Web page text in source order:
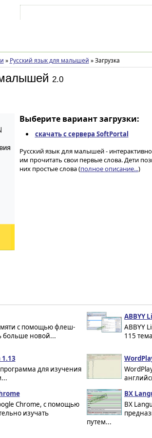
» Русский язык для малышей »Загрузка
2.0
Выберите вариант загрузки:
скачать с сервера SoftPortal
Русский язык для малышей -
им прочитать свои первые слова. Дети
них простые слова (полное описание...)
с помощью флеш-
больше новой...
ABBYY
ABBYY
115
для изучения
Chrome, с помощью
изучать
BX
BX
путем...